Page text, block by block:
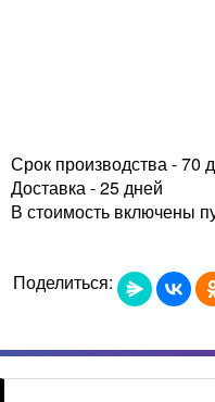
Срок производства - 70
Доставка - 25 дней
В стоимость включены
Поделиться: